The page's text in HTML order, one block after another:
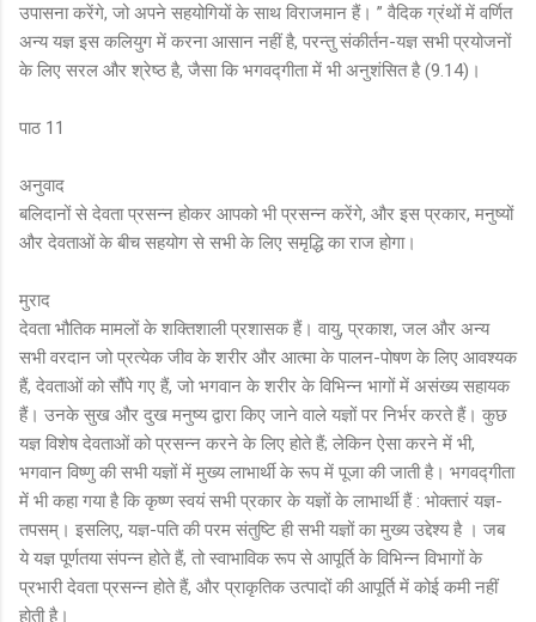
उपासना करेंगे, जो अपने सहयोगियों के साथ विराजमान हैं। ” वैदिक ग्रंथों में वर्णित
अन्य यज्ञ इस कलियुग में करना आसान नहीं है, परन्तु संकीर्तन-यज्ञ सभी प्रयोजनों
के लिए सरल और श्रेष्ठ है, जैसा कि भगवद्गीता में भी अनुशंसित है (9.14)।
पाठ 11
अनुवाद
बलिदानों से देवता प्रसन्न होकर आपको भी प्रसन्न करेंगे, और इस प्रकार, मनुष्यों
और देवताओं के बीच सहयोग से सभी के लिए समृद्धि का राज होगा।
मुराद
देवता भौतिक मामलों के शक्तिशाली प्रशासक हैं। वायु, प्रकाश, जल और अन्य
सभी वरदान जो प्रत्येक जीव के शरीर और आत्मा के पालन-पोषण के लिए आवश्यक
हैं, देवताओं को सौंपे गए हैं, जो भगवान के शरीर के विभिन्न भागों में असंख्य सहायक
हैं। उनके सुख और दुख मनुष्य द्वारा किए जाने वाले यज्ञों पर निर्भर करते हैं। कुछ
यज्ञ विशेष देवताओं को प्रसन्न करने के लिए होते हैं; लेकिन ऐसा करने में भी,
भगवान विष्णु की सभी यज्ञों में मुख्य लाभार्थी के रूप में पूजा की जाती है। भगवद्गीता
में भी कहा गया है कि कृष्ण स्वयं सभी प्रकार के यज्ञों के लाभार्थी हैं : भोक्तारं यज्ञ-
तपसम्। इसलिए, यज्ञ-पति की परम संतुष्टि ही सभी यज्ञों का मुख्य उद्देश्य है । जब
ये यज्ञ पूर्णतया संपन्न होते हैं, तो स्वाभाविक रूप से आपूर्ति के विभिन्न विभागों के
प्रभारी देवता प्रसन्न होते हैं, और प्राकृतिक उत्पादों की आपूर्ति में कोई कमी नहीं
होती है।